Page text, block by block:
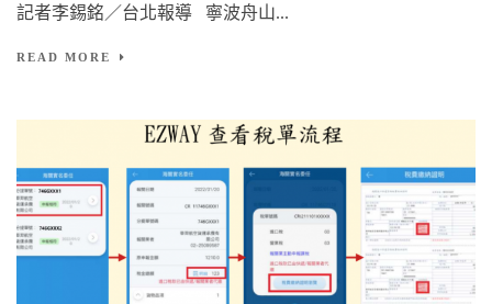
記者李錫銘／台北報導 寧波舟山...
READ MORE